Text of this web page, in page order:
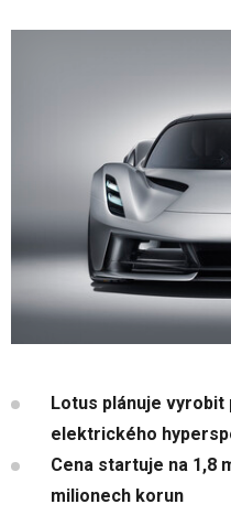
Lotus plánuje
elektrického
Cena startuje na 1,8
milionech korun